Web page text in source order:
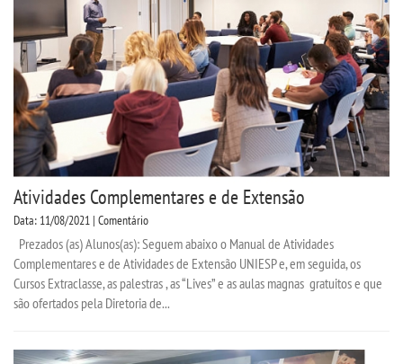
Atividades Complementares e de Extensão
Data: 11/08/2021 | Comentário
Prezados (as) Alunos(as): Seguem abaixo o Manual de Atividades
Complementares e de Atividades de Extensão UNIESP e, em seguida, os
Cursos Extraclasse, as palestras , as “Lives” e as aulas magnas gratuitos e que
são ofertados pela Diretoria de...